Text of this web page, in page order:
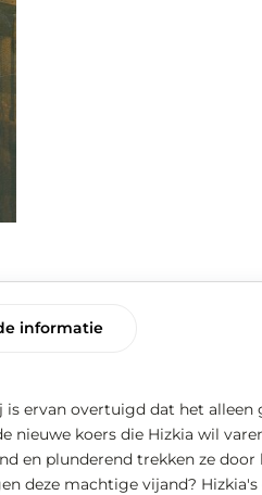
informatie
ervan overtuigd dat het
nieuwe koers die Hizkia wil
en plunderend trekken ze
deze machtige vijand?